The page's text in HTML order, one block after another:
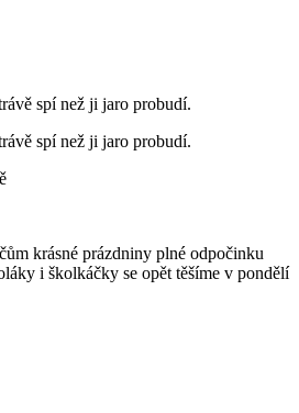
spí než ji jaro probudí.
spí než ji jaro probudí.
krásné prázdniny plné odpočinku
i školkáčky se opět těšíme v pondělí